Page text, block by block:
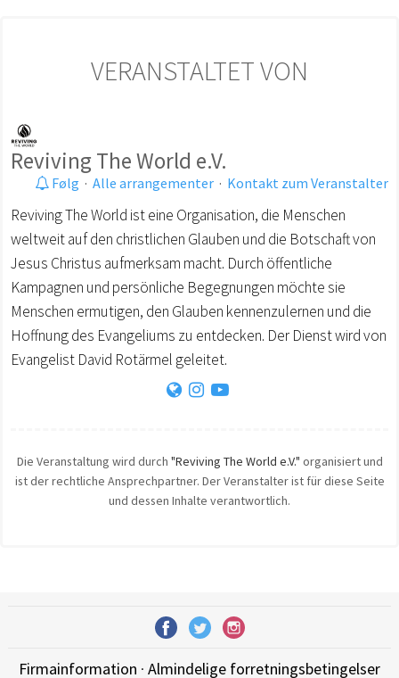
VERANSTALTET VON
Reviving The World e.V.
Følg · Alle arrangementer · Kontakt zum Veranstalter
Reviving The World ist eine Organisation, die Menschen
weltweit auf den christlichen Glauben und die Botschaft von
Jesus Christus aufmerksam macht. Durch öffentliche
Kampagnen und persönliche Begegnungen möchte sie
Menschen ermutigen, den Glauben kennenzulernen und die
Hoffnung des Evangeliums zu entdecken. Der Dienst wird von
Evangelist David Rotärmel geleitet.
Die Veranstaltung wird durch "Reviving The World e.V." organisiert und
ist der rechtliche Ansprechpartner. Der Veranstalter ist für diese Seite
und dessen Inhalte verantwortlich.
Firmainformation · Almindelige forretningsbetingelser